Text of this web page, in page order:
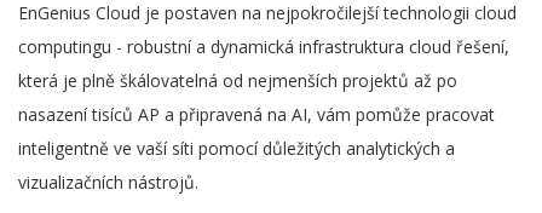
EnGenius Cloud je postaven na nejpokročilejší technologii cloud
computingu - robustní a dynamická infrastruktura cloud řešení,
která je plně škálovatelná od nejmenších projektů až po
nasazení tisíců AP a připravená na AI, vám pomůže pracovat
inteligentně ve vaší síti pomocí důležitých analytických a
vizualizačních nástrojů.